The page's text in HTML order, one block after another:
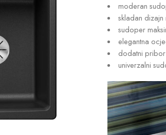
moderan
skladan
sudoper
elegantna
dodatni
univerzalni